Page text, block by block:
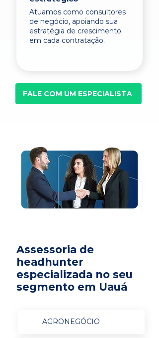
Atuamos como consultores
de negócio, apoiando sua
estratégia de crescimento
em cada contratação.
FALE COM UM ESPECIALISTA
Assessoria de
headhunter
especializada no seu
segmento em Uauá
AGRONEGÓCIO